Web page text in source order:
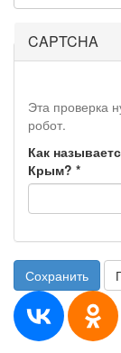
CAPTCHA
Эта проверка
робот.
Как
Крым? *
Сохранить